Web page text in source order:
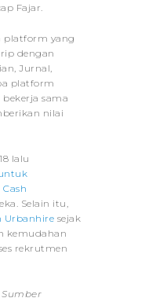
Fajar.
platform yang
dengan
Jurnal,
platform
sama
nilai
lalu
Selain itu,
Urbanhire sejak
kemudahan
rekrutmen
Sumber